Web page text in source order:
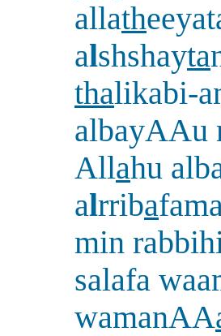
allath
alshshayta
thalikabi-
albayAAu
Allahu
alrriba
min
salafa
wamanAA